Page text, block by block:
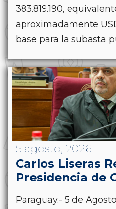
383.819.190,
aproximadamente
base para la subasta
5 agosto, 2026
Carlos Liseras
Presidencia de
Paraguay.- 5 de Agosto